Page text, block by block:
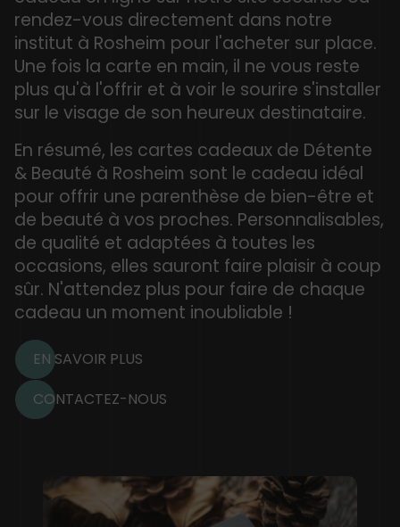
rendez-vous directement dans notre
institut à Rosheim pour l'acheter sur place.
Une fois la carte en main, il ne vous reste
plus qu'à l'offrir et à voir le sourire s'installer
sur le visage de son heureux destinataire.
En résumé, les cartes cadeaux de Détente
& Beauté à Rosheim sont le cadeau idéal
pour offrir une parenthèse de bien-être et
de beauté à vos proches. Personnalisables,
de qualité et adaptées à toutes les
occasions, elles sauront faire plaisir à coup
sûr. N'attendez plus pour faire de chaque
cadeau un moment inoubliable !
EN SAVOIR PLUS
CONTACTEZ-NOUS